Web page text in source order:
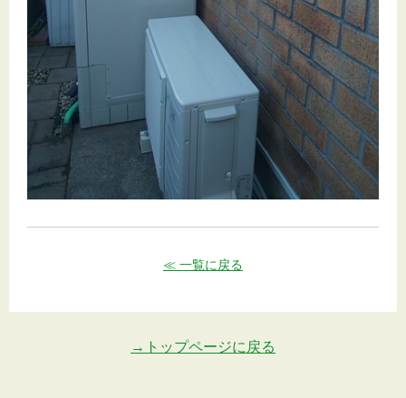
≪ 一覧に戻る
→トップページに戻る